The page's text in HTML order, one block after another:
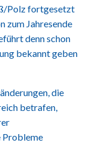
Polz fortgesetzt
zum Jahresende
denn schon
bekannt geben
die
betrafen,
Probleme